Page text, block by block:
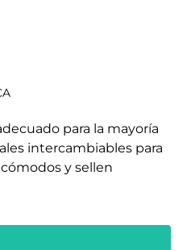
para la mayoría
intercambiables para
y sellen